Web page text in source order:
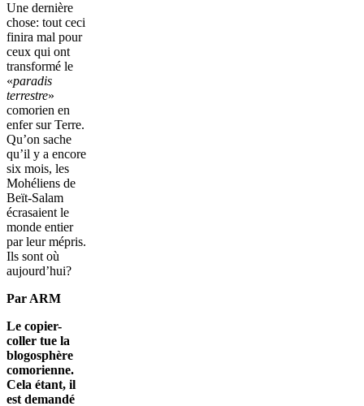
Une dernière
chose: tout ceci
finira mal pour
ceux qui ont
transformé le
«paradis
terrestre»
comorien en
enfer sur Terre.
Qu’on sache
qu’il y a encore
six mois, les
Mohéliens de
Beït-Salam
écrasaient le
monde entier
par leur mépris.
Ils sont où
aujourd’hui?
Par ARM
Le copier-
coller tue la
blogosphère
comorienne.
Cela étant, il
est demandé